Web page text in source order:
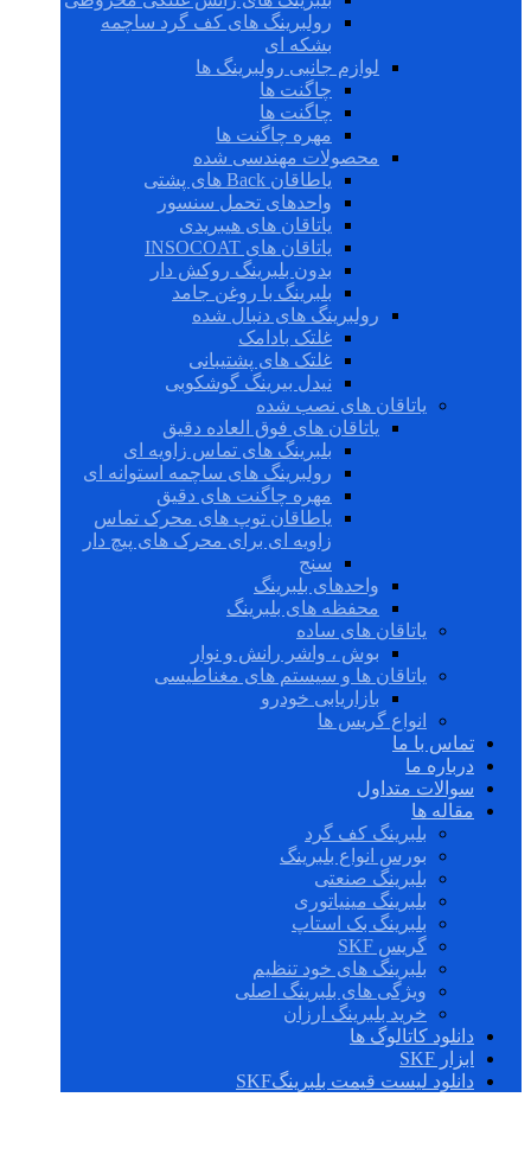
رولبرینگ های کف گرد ساچمه
بشکه ای
لوازم جانبی رولبرینگ ها
چاگنت ها
چاگنت ها
مهره چاگنت ها
محصولات مهندسی شده
یاطاقان Back های پشتی
واحدهای تحمل سنسور
یاتاقان های هیبریدی
یاتاقان های INSOCOAT
بدون بلبرینگ روکش دار
بلبرینگ با روغن جامد
رولبرینگ های دنبال شده
غلتک بادامک
غلتک های پشتیبانی
نیدل بیرینگ گوشکوبی
یاتاقان های نصب شده
یاتاقان های فوق العاده دقیق
بلبرینگ های تماس زاویه ای
رولبرینگ های ساچمه استوانه ای
مهره چاگنت های دقیق
یاطاقان توپ های محرک تماس
زاویه ای برای محرک های پیچ دار
سنج
واحدهای بلبرینگ
محفظه های بلبرینگ
یاتاقان های ساده
بوش ، واشر رانش و نوار
یاتاقان ها و سیستم های مغناطیسی
بازاریابی خودرو
انواع گریس ها
تماس با ما
درباره ما
سوالات متداول
مقاله ها
بلبرینگ کف گرد
بورس انواع بلبرینگ
بلبرینگ صنعتی
بلبرینگ مینیاتوری
بلبرینگ بک استاپ
گریس SKF
بلبرینگ های خود تنظیم
ویژگی های بلبرینگ اصلی
خرید بلبرینگ ارزان
دانلود کاتالوگ ها
ابزار SKF
دانلود لیست قیمت بلبرینگSKF